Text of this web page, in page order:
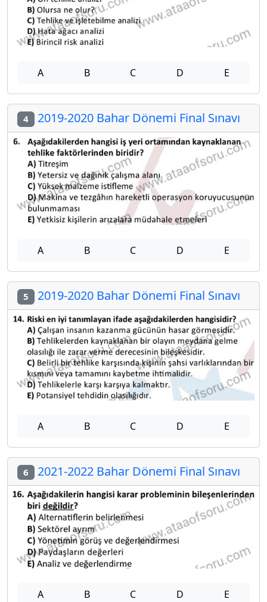
A B C D E
4 2019-2020 Bahar Dönemi Final Sınavı
A B C D E
5 2019-2020 Bahar Dönemi Final Sınavı
A B C D E
6 2021-2022 Bahar Dönemi Final Sınavı
A B C D E